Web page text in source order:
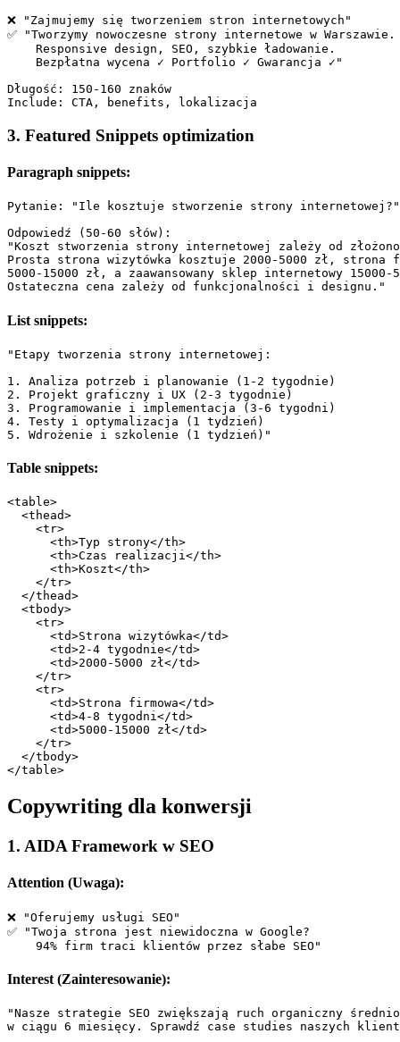
❌ "Zajmujemy się tworzeniem stron internetowych"
✅ "Tworzymy nowoczesne strony internetowe w
    Responsive design, SEO, szybkie ładowanie.
    Bezpłatna wycena ✓ Portfolio ✓ Gwarancja ✓"
Długość: 150-160 znaków
3. Featured Snippets optimization
Paragraph snippets:
Pytanie: "Ile kosztuje stworzenie strony internetowej?"
Odpowiedź (50-60 słów):
"Koszt stworzenia strony internetowej zależy od
Prosta strona wizytówka kosztuje 2000-5000 zł, strona
5000-15000 zł, a zaawansowany sklep internetowy
List snippets:
"Etapy tworzenia strony internetowej:
1. Analiza potrzeb i planowanie (1-2 tygodnie)
2. Projekt graficzny i UX (2-3 tygodnie)
3. Programowanie i implementacja (3-6 tygodni)
4. Testy i optymalizacja (1 tydzień)
Table snippets:
<table>
  <thead>
    <tr>
      <th>Typ strony</th>
      <th>Czas realizacji</th>
      <th>Koszt</th>
    </tr>
  </thead>
  <tbody>
    <tr>
      <td>Strona wizytówka</td>
      <td>2-4 tygodnie</td>
      <td>2000-5000 zł</td>
    </tr>
    <tr>
      <td>Strona firmowa</td>
      <td>4-8 tygodni</td>
      <td>5000-15000 zł</td>
    </tr>
  </tbody>
Copywriting dla konwersji
1. AIDA Framework w SEO
Attention (Uwaga):
❌ "Oferujemy usługi SEO"
✅ "Twoja strona jest niewidoczna w Google?
Interest (Zainteresowanie):
"Nasze strategie SEO zwiększają ruch organiczny